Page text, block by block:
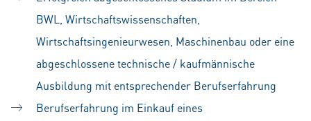
BWL, Wirtschaftswissenschaften,
Wirtschaftsingenieurwesen, Maschinenbau oder eine
abgeschlossene technische / kaufmännische
Ausbildung mit entsprechender Berufserfahrung
Berufserfahrung im Einkauf eines